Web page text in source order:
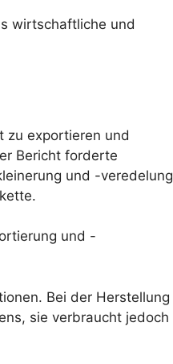
wirtschaftliche und
zu exportieren und
Bericht forderte
und -veredelung
und -
Bei der Herstellung
sie verbraucht jedoch